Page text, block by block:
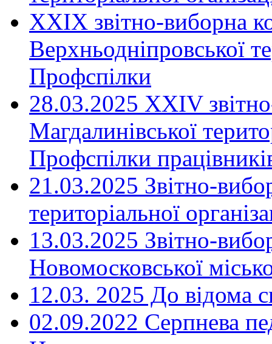
XXIX звітно-виборна
Верхньодніпровської
Профспілки
28.03.2025 ХХІV
Магдалинівської
Профспілки
21.03.2025 Звітно-
територіальної
13.03.2025 Звітно-
Новомосковської
12.03. 2025 До відома
02.09.2022 Серпнева